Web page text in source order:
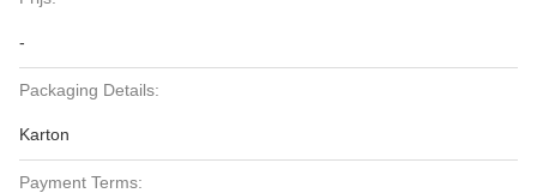
-
Packaging Details:
Karton
Payment Terms: